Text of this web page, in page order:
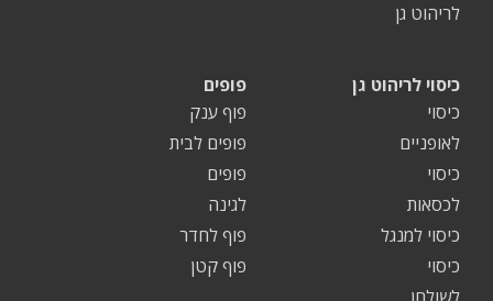
לריהוט גן
פופים
פוף ענק
פופים לבית
פופים
לגינה
פוף לחדר
פוף קטן
כיסוי לריהוט גן
כיסוי
לאופניים
כיסוי
לכסאות
כיסוי למנגל
כיסוי